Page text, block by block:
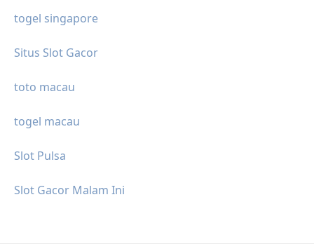
togel singapore
Situs Slot Gacor
toto macau
togel macau
Slot Pulsa
Slot Gacor Malam Ini